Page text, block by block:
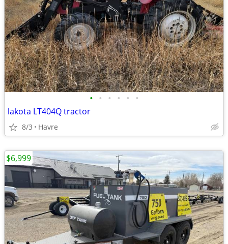
• • • • • •
lakota LT404Q tractor
8/3 Havre
$6,999